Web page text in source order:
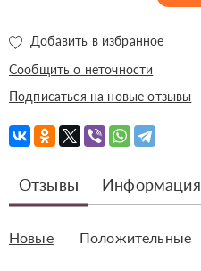
Добавить в избранное
Сообщить о неточности
Подписаться на новые отзывы
Отзывы Информация
Новые Положительные